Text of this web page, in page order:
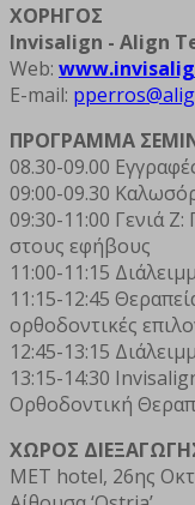
ΧΟΡΗΓΟΣ
Invisalign - Align
Web:
E-mail:
ΠΡΟΓΡΑΜΜΑ
08.30-09.00
09:00-09.30
09:30-11:00 Γενιά
στους εφήβους
11:00-11:15
11:15-12:45
ορθοδοντικές
12:45-13:15
13:15-14:30
Ορθοδοντική
ΧΩΡΟΣ
MET hotel, 26ης